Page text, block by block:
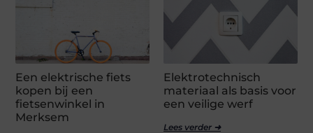
Een elektrische fiets
kopen bij een
fietsenwinkel in
Merksem
Elektrotechnisch
materiaal als basis voor
een veilige werf
Lees verder ➜